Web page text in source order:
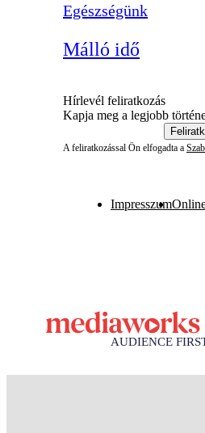
Egészségünk
Málló idő
Hírlevél feliratkozás
Kapja meg a legjobb
A feliratkozással Ön elfogadta a
Impresszum